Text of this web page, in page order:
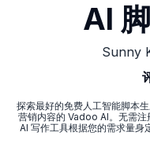
AI
Sunny
探索最好的免费人工智能脚本
营销内容的 Vadoo AI。无需
AI 写作工具根据您的需求量身